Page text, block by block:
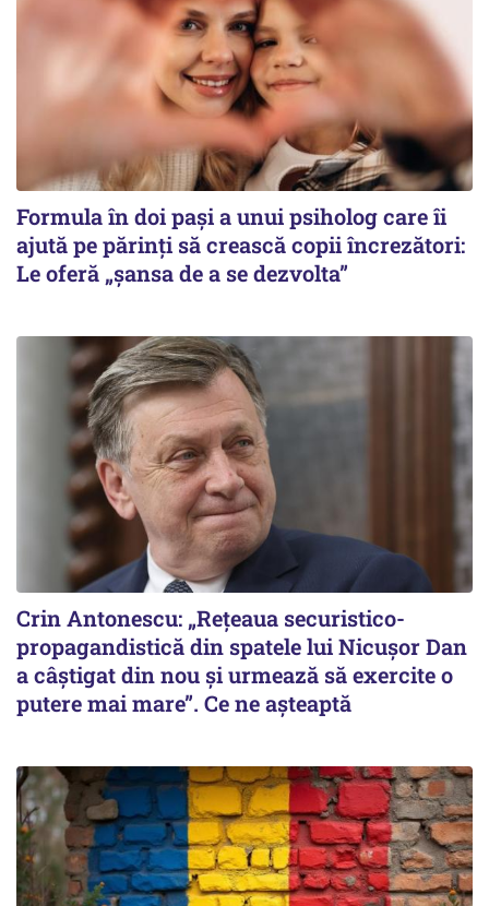
Formula în doi pași a unui psiholog care îi
ajută pe părinți să crească copii încrezători:
Le oferă „șansa de a se dezvolta”
Crin Antonescu: „Rețeaua securistico-
propagandistică din spatele lui Nicușor Dan
a câștigat din nou și urmează să exercite o
putere mai mare”. Ce ne așteaptă